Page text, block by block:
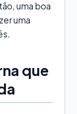
uma boa
uma
que